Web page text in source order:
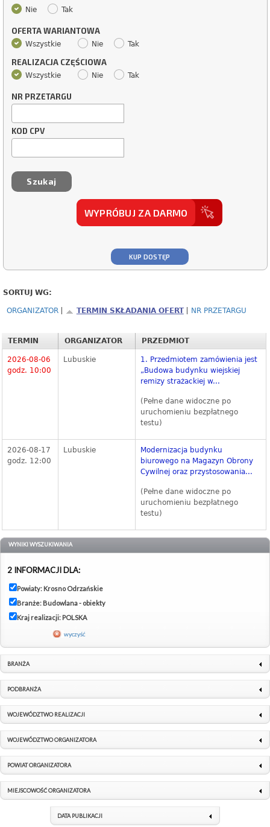
Nie Tak
OFERTA WARIANTOWA
Wszystkie Nie Tak
REALIZACJA CZĘŚCIOWA
Wszystkie Nie Tak
NR PRZETARGU
KOD CPV
WYPRÓBUJ ZA DARMO
KUP DOSTĘP
SORTUJ WG:
ORGANIZATOR TERMIN SKŁADANIA OFERT NR PRZETARGU
TERMIN ORGANIZATOR PRZEDMIOT
2026-08-06
godz. 10:00
Lubuskie
1. Przedmiotem zamówienia jest
„Budowa budynku wiejskiej
remizy strażackiej w...
(Pełne dane widoczne po
uruchomieniu bezpłatnego
testu)
2026-08-17
godz. 12:00
Lubuskie
Modernizacja budynku
biurowego na Magazyn Obrony
Cywilnej oraz przystosowania...
(Pełne dane widoczne po
uruchomieniu bezpłatnego
testu)
WYNIKI WYSZUKIWANIA
2 INFORMACJI DLA:
Powiaty: Krosno Odrzańskie
Branże: Budowlana - obiekty
Kraj realizacji: POLSKA
wyczyść
BRANŻA
PODBRANŻA
WOJEWÓDZTWO REALIZACJI
WOJEWÓDZTWO ORGANIZATORA
POWIAT ORGANIZATORA
MIEJSCOWOŚĆ ORGANIZATORA
DATA PUBLIKACJI